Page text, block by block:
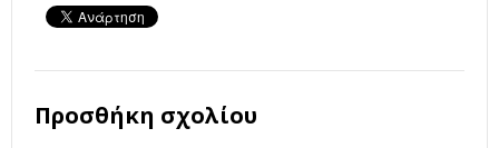
Προσθήκη σχολίου